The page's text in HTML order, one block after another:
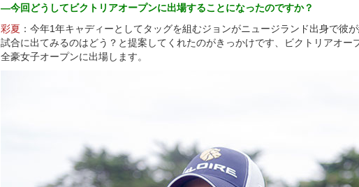
—今回どうしてビクトリアオープンに出場することになったのですか？
彩夏 ：今年1年キャディーとしてタッグを組むジョンがニュージランド出身で彼
試合に出てみるのはどう？と提案してくれたのがきっかけです、ビクトリアオー
全豪女子オープンに出場します。